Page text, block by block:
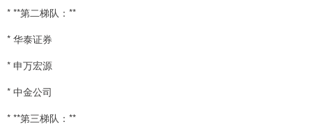
* **第二梯队：**
* 华泰证券
* 申万宏源
* 中金公司
* **第三梯队：**